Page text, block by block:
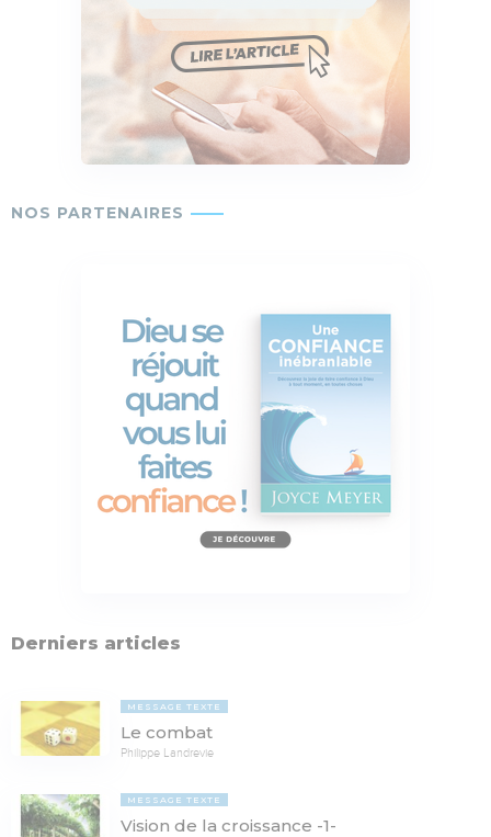
Derniers articles
MESSAGE TEXTE
Le combat
Philippe Landrevie
MESSAGE TEXTE
Vision de la croissance -1-